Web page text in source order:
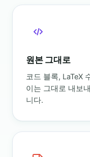
원본 그대로
코드 블록, LaTeX
이는 그대로 내보
니다.